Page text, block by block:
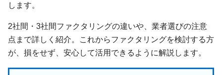
します。
2社間・3社間ファクタリングの違いや、業者選びの注意
点まで詳しく紹介。これからファクタリングを検討する方
が、損をせず、安心して活用できるように解説します。